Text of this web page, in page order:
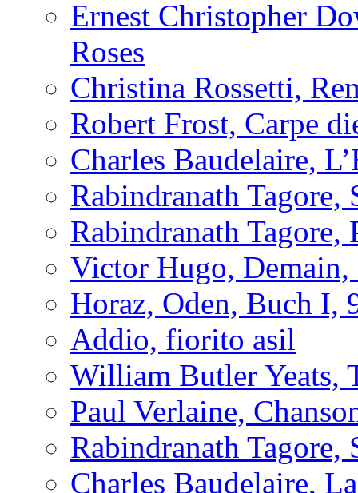
Ernest Christopher
Roses
Christina Rossetti,
Robert Frost, Carpe
Charles Baudelaire,
Rabindranath
Rabindranath Tagore,
Victor Hugo, Demain,
Horaz, Oden, Buch I,
Addio, fiorito asil
William Butler Yeats,
Paul Verlaine,
Rabindranath
Charles Baudelaire,